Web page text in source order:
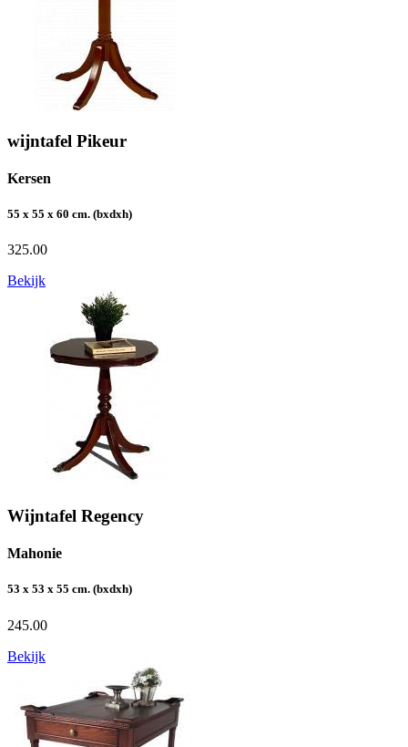
wijntafel Pikeur
Kersen
55 x 55 x 60 cm. (bxdxh)
325.00
Bekijk
Wijntafel Regency
Mahonie
53 x 53 x 55 cm. (bxdxh)
245.00
Bekijk